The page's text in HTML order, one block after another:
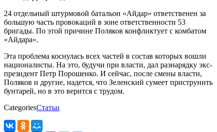
24 отдельный штурмовой батальон «Айдар» ответственен за
большую часть провокаций в зоне ответственности 53
бригады. По этой причине Поляков конфликтует с комбатом
«Айдара».
Эта проблема коснулась всех частей в состав которых вошли
националисты. На это, будучи при власти, дал разнарядку экс-
президент Петр Порошенко. И сейчас, после смены власти,
Поляков и другие, надется, что Зеленский сумеет приструнить
бунтарей, но в это верится с трудом.
CategoriesСтатьи